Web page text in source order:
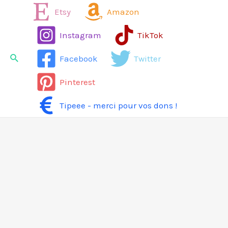
Rechercher
Etsy Amazon
Instagram TikTok
Facebook Twitter
Pinterest
Tipeee - merci pour vos dons !